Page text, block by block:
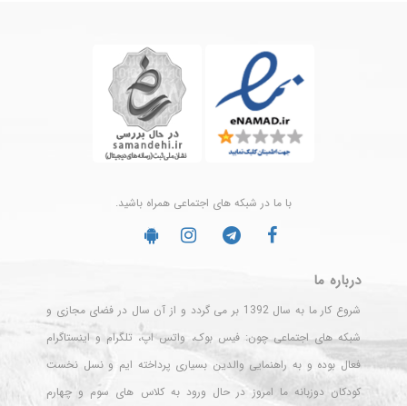
با ما در شبکه های اجتماعی همراه باشید.
درباره ما
شروع کار ما به سال 1392 بر می گردد و از آن سال در فضای مجازی و
شبکه های اجتماعی چون: فیس بوک، واتس اپ، تلگرام و اینستاگرام
فعال بوده و به راهنمایی والدین بسیاری پرداخته ایم و نسل نخست
کودکان دوزبانه ما امروز در حال ورود به کلاس های سوم و چهارم